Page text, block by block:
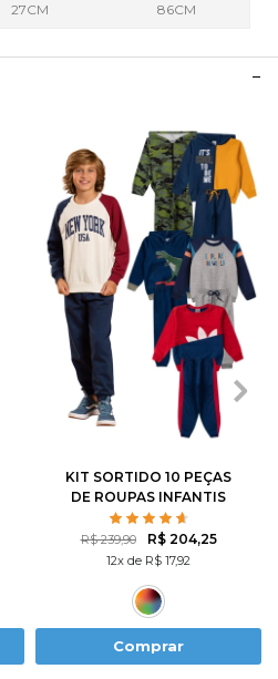
27CM 86CM
2
14
KIT SORTIDO 10 PEÇAS
DE ROUPAS INFANTIS
MASCULINO INVERNO - 5
CASACOS + 5 CALÇAS
R$ 239,90 R$ 204,25
12x de R$ 17,92
Comprar